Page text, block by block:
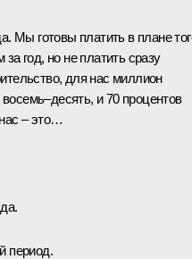
Мы готовы платить в плане
год, но не платить сразу
для нас миллион
восемь–десять, и 70 процентов
– это…
период.